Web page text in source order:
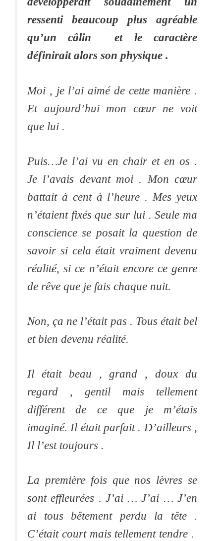
ressenti beaucoup plus agréable
qu’un câlin et le caractère
définirait alors son physique .
Moi , je l’ai aimé de cette manière .
Et aujourd’hui mon cœur ne voit
que lui .
Puis…Je l’ai vu en chair et en os .
Je l’avais devant moi . Mon cœur
battait à cent à l’heure . Mes yeux
n’étaient fixés que sur lui . Seule ma
conscience se posait la question de
savoir si cela était vraiment devenu
réalité, si ce n’était encore ce genre
de rêve que je fais chaque nuit.
Non, ça ne l’était pas . Tous était bel
et bien devenu réalité.
Il était beau , grand , doux du
regard , gentil mais tellement
différent de ce que je m’étais
imaginé. Il était parfait . D’ailleurs ,
Il l’est toujours .
La première fois que nos lèvres se
sont effleurées . J’ai … J’ai … J’en
ai tous bêtement perdu la tête .
C’était court mais tellement tendre .